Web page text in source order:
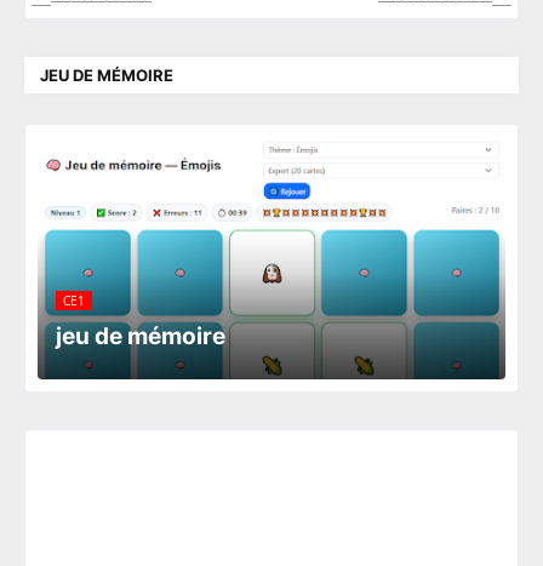
JEU DE MÉMOIRE
CE1
jeu de mémoire